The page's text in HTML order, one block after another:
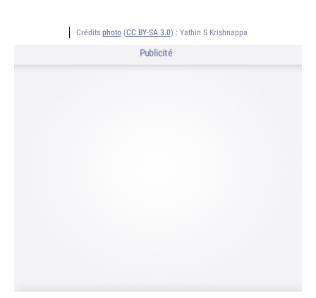
Crédits photo(CC BY-SA 3.0) : Yathin S Krishnappa
Publicité